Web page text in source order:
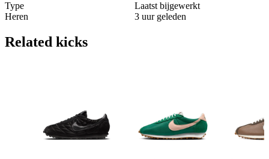
Type
Heren
Laatst bijgewerkt
3 uur geleden
Related kicks